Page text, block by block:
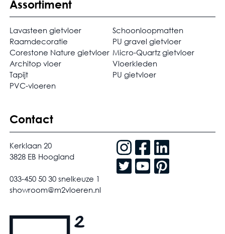
Assortiment
Lavasteen gietvloer
Schoonloopmatten
Raamdecoratie
PU gravel gietvloer
Corestone Nature gietvloer Micro-Quartz gietvloer
Architop vloer
Vloerkleden
Tapijt
PU gietvloer
PVC-vloeren
Contact
Kerklaan 20
3828 EB Hoogland
033-450 50 30 snelkeuze 1
showroom@m2vloeren.nl